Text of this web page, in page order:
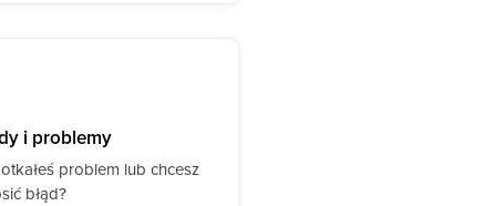
i problemy
problem lub chcesz
błąd?